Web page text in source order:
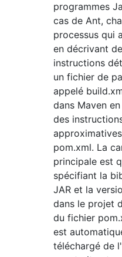
programmes
cas de Ant,
processus qui
en décrivant
instructions
un fichier de
appelé
dans Maven
des
pom.xml. La
principale est
spécifiant la
JAR et la
dans le projet
du fichier
est
téléchargé de